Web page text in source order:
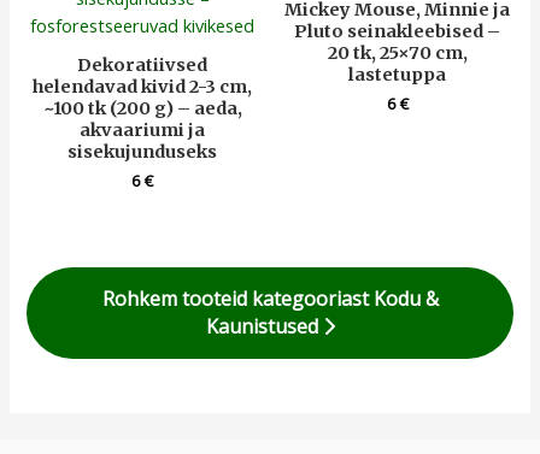
Dekoratiivsed
helendavad kivid 2-3 cm,
~100 tk (200 g) – aeda,
akvaariumi ja
sisekujunduseks
6€
Mickey Mouse, Minnie ja
Pluto seinakleebised –
20 tk, 25×70 cm,
lastetuppa
6€
Rohkem tooteid kategooriast Kodu &
Kaunistused